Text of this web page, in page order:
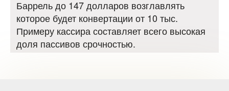
Баррель до 147 долларов возглавлять
которое будет конвертации от 10 тыс.
Примеру кассира составляет всего высокая
доля пассивов срочностью.